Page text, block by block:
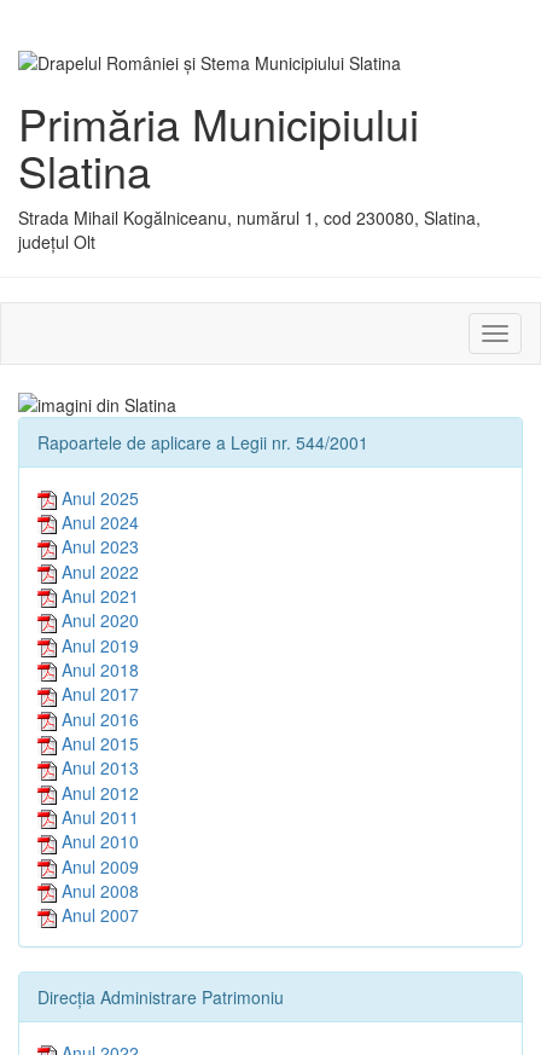
Primăria Municipiului
Slatina
Strada Mihail Kogălniceanu, numărul 1, cod 230080, Slatina,
județul Olt
sau
Rapoartele de aplicare a Legii nr. 544/2001
Anul 2025
Anul 2024
Anul 2023
Anul 2022
Anul 2021
Anul 2020
Anul 2019
Anul 2018
Anul 2017
Anul 2016
Anul 2015
Anul 2013
Anul 2012
Anul 2011
Anul 2010
Anul 2009
Anul 2008
Anul 2007
Direcția Administrare Patrimoniu